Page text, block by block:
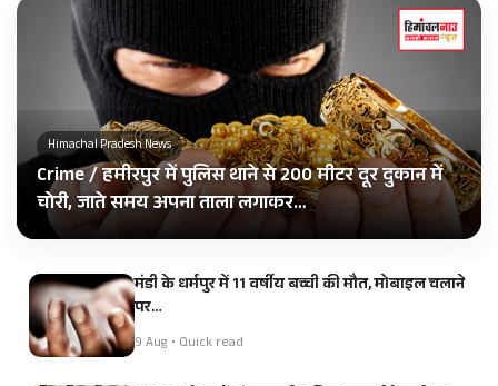
Himachal Pradesh News
Crime / हमीरपुर में पुलिस थाने से 200 मीटर दूर दुकान में
चोरी, जाते समय अपना ताला लगाकर…
मंडी के धर्मपुर में 11 वर्षीय बच्ची की मौत, मोबाइल चलाने
पर…
9 Aug • Quick read